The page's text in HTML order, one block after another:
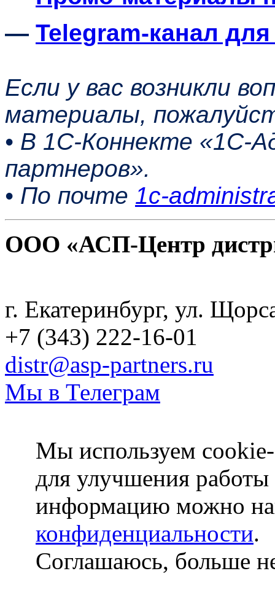
— Telegram-канал
Если у вас возникли
материалы,
• В 1С-Коннекте «1С-
партнеров».
• По почте 1c-
ООО «АСП-Центр
г. Екатеринбург, ул.
+7 (343) 222-16-01
distr@asp-partners.ru
Мы в Телеграм
Мы используем
для улучшения
информацию можно
конфиденциальности.
Соглашаюсь, больше